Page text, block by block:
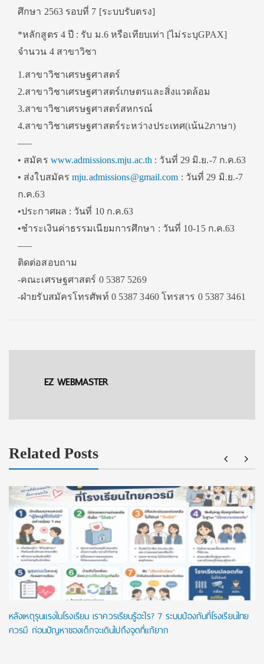
ศึกษา 2563 รอบที่ 7 [ระบบรับตรง]
*หลักสูตร 4 ปี : รับ ม.6 หรือเทียบเท่า [ไม่ระบุGPAX]
จำนวน 4 สาขาวิชา
1.สาขาวิชาเศรษฐศาสตร์
2.สาขาวิชาเศรษฐศาสตร์เกษตรและสิ่งแวดล้อม
3.สาขาวิชาเศรษฐศาสตร์สหกรณ์
4.สาขาวิชาเศรษฐศาสตร์ระหว่างประเทศ(เน้น2ภาษา)
—–
• สมัคร www.admissions.mju.ac.th : วันที่ 29 มิ.ย.-7 ก.ค.63
• ส่งใบสมัครmju.admissions@gmail.com : วันที่ 29 มิ.ย.-7
ก.ค.63
•ประกาศผล : วันที่ 10 ก.ค.63
•ชำระเงินค่าธรรมเนียมการศึกษา : วันที่ 10-15 ก.ค.63
—–
ติดต่อสอบถาม
-คณะเศรษฐศาสตร์ 0 5387 5269
-ฝ่ายรับสมัครโทรศัพท์ 0 5387 3460 โทรสาร 0 5387 3461
EZ WEBMASTER
Related Posts
หลังเหตุรุนแรงในโรงเรียน เราควรเรียนรู้อะไร? 7 ระบบป้องกันที่โรงเรียนไทย
ควรมี ก่อนปัญหาของเด็กจะเดินไปถึงจุดที่แก้ยาก